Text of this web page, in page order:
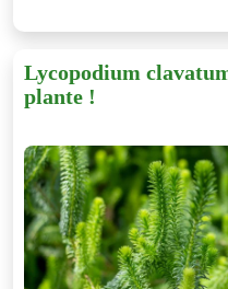
Lycopodium
plante !